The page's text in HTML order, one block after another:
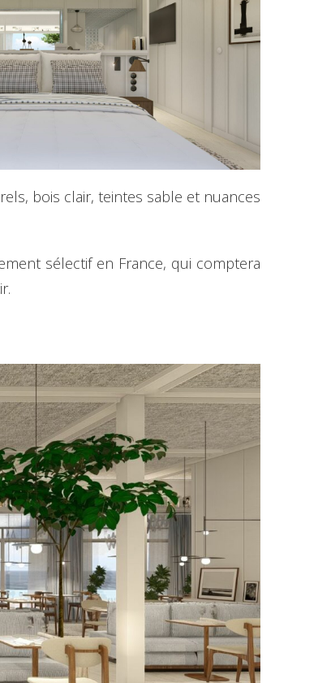
bois clair, teintes sable et nuances
sélectif en France, qui comptera